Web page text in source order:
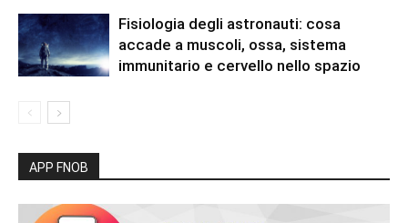
Fisiologia degli astronauti: cosa
accade a muscoli, ossa, sistema
immunitario e cervello nello spazio
APP FNOB